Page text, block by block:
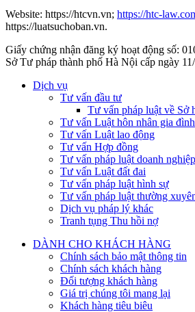
Website: https://htcvn.vn; https://htc-
https://luatsuchoban.vn.
Giấy chứng nhận đăng ký hoạt động số:
Sở Tư pháp thành phố Hà Nội cấp ngày
Dịch vụ
Tư vấn đầu tư
Tư vấn pháp luật về Sở
Tư vấn Luật hôn nhân gia đình
Tư vấn Luật lao động
Tư vấn Hợp đồng
Tư vấn pháp luật doanh nghiệp
Tư vấn Luật đất đai
Tư vấn pháp luật hình sự
Tư vấn pháp luật thường
Dịch vụ pháp lý khác
Tranh tụng Thu hồi nợ
DÀNH CHO KHÁCH HÀNG
Chính sách bảo mật thông tin
Chính sách khách hàng
Đối tượng khách hàng
Giá trị chúng tôi mang lại
Khách hàng tiêu biêu